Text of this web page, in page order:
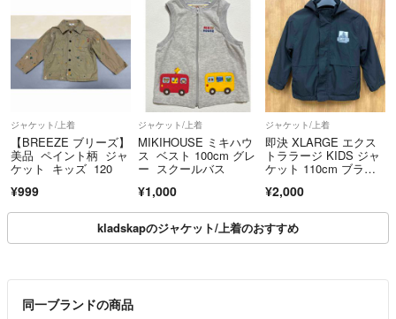
ジャケット/上着
【BREEZE ブリーズ】
美品 ペイント柄 ジャ
ケット キッズ 120
¥999
ジャケット/上着
MIKIHOUSE ミキハウ
ス ベスト 100cm グレ
ー スクールバス
¥1,000
ジャケット/上着
即決 XLARGE エクス
トララージ KIDS ジャ
ケット 110cm ブラッ
¥2,000
kladskapのジャケット/上着のおすすめ
同一ブランドの商品